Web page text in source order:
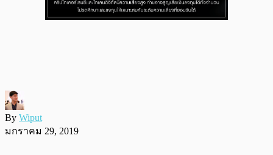
By Wiput
มกราคม 29, 2019